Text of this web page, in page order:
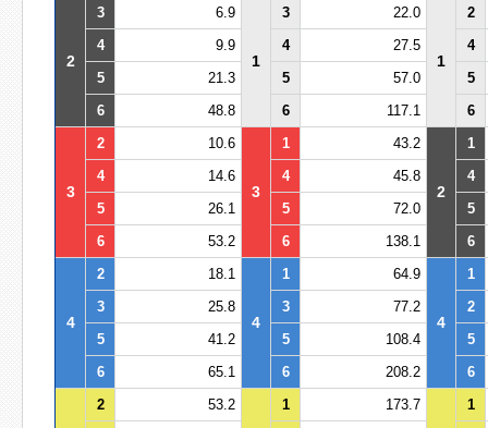
2
3 6.9
1
3 22.0
1
2
4
9.9 4 27.5
4
5
21.3 5 57.0
5
6
48.8 6 117.1 6
3
2 10.6
3
1 43.2
2
1
4
14.6 4 45.8
4
5
26.1 5 72.0
5
6
53.2 6 138.1 6
4
2 18.1
4
1 64.9
4
1
3
25.8 3 77.2
2
5
41.2 5 108.4
5
6
65.1 6 208.2 6
2 53.2 1 173.7
1